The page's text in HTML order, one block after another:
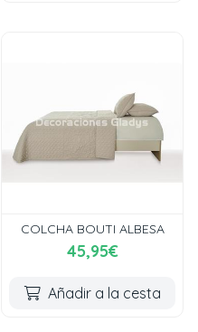
COLCHA BOUTI ALBESA
45,95€
Añadir a la cesta